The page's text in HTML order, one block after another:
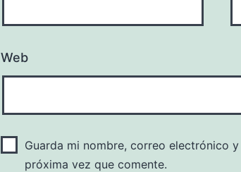
Web
Guarda mi nombre, correo electrónico
próxima vez que comente.